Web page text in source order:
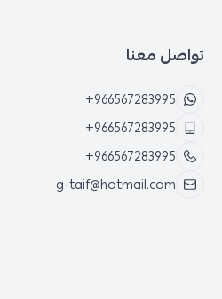
تواصل معنا
+966567283995
+966567283995
+966567283995
g-taif@hotmail.com